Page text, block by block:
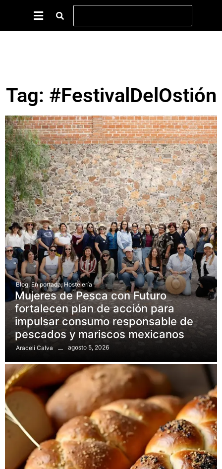
Tag: #FestivalDelOstión
Blog, En portada, Hostelería
Mujeres de Pesca con Futuro
fortalecen plan de acción para
impulsar consumo responsable de
pescados y mariscos mexicanos
Araceli Calva agosto 5, 2026